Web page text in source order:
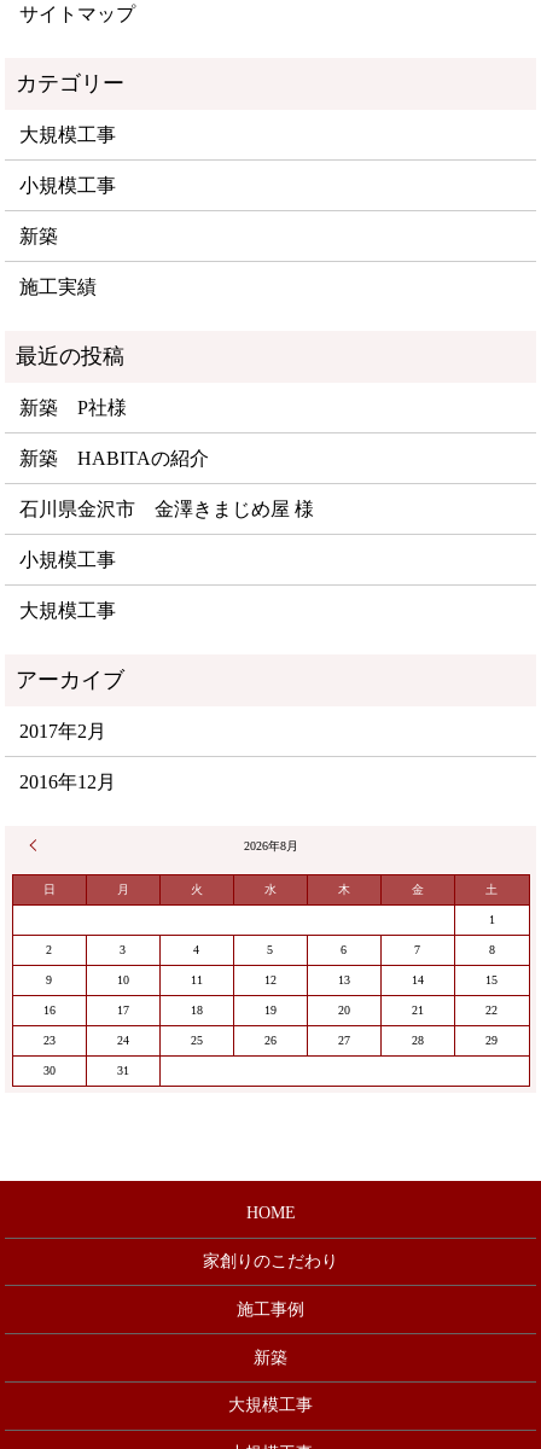
サイトマップ
大規模工事
小規模工事
新築
施工実績
新築 P社様
新築 HABITAの紹介
石川県金沢市 金澤きまじめ屋 様
小規模工事
大規模工事
2017年2月
2016年12月
2026年8月
日 月 火 水 木 金 土
1
2 3 4 5 6 7 8
9 10 11 12 13 14 15
16 17 18 19 20 21 22
23 24 25 26 27 28 29
30 31
HOME
家創りのこだわり
施工事例
新築
大規模工事